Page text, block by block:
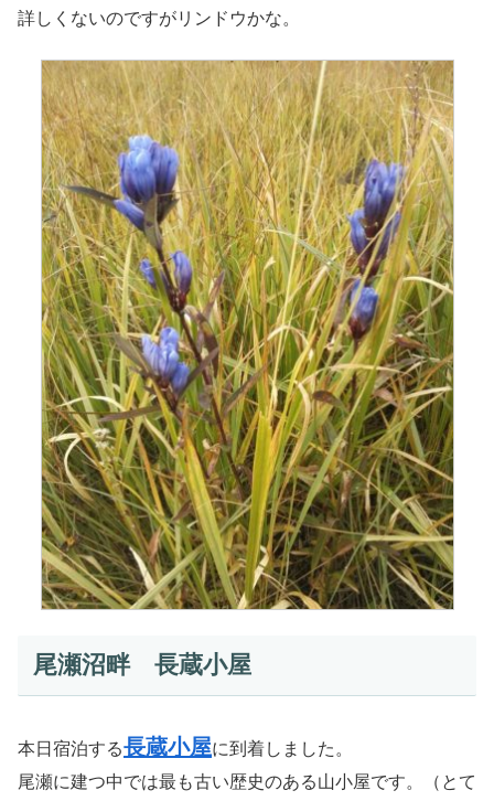
詳しくないのですがリンドウかな。
尾瀬沼畔 長蔵小屋
本日宿泊する長蔵小屋に到着しました。
尾瀬に建つ中では最も古い歴史のある山小屋です。（とて